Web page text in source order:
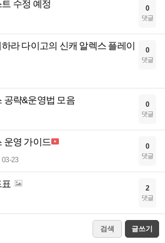
수정 예정 0
댓글
라 다이고의 신캐 알렉스 플레이 0
댓글
공략&운영법 모음 0
댓글
운영 가이드
03-23
0
댓글
2
댓글
검색 글쓰기